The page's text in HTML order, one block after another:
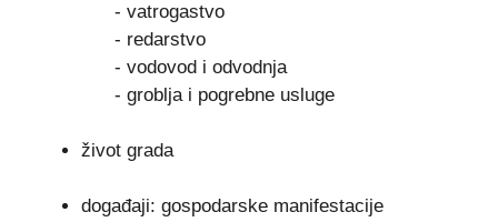
- vatrogastvo
- redarstvo
- vodovod i odvodnja
- groblja i pogrebne usluge
život grada
događaji: gospodarske manifestacije